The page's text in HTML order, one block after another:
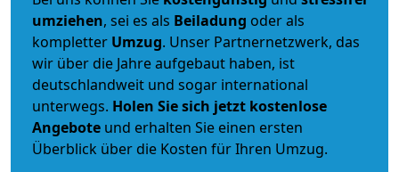
umziehen, sei es als Beiladung oder als
kompletter Umzug. Unser Partnernetzwerk, das
wir über die Jahre aufgebaut haben, ist
deutschlandweit und sogar international
unterwegs. Holen Sie sich jetzt kostenlose
Angebote und erhalten Sie einen ersten
Überblick über die Kosten für Ihren Umzug.